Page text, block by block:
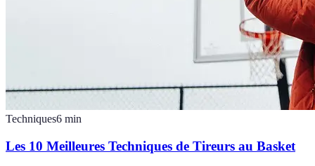
Techniques6 min
Les 10 Meilleures Techniques de Tireurs au Basket